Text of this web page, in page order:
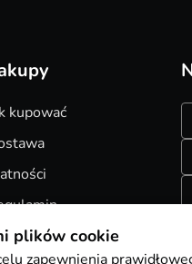
kupować
plików cookie
zapewnienia